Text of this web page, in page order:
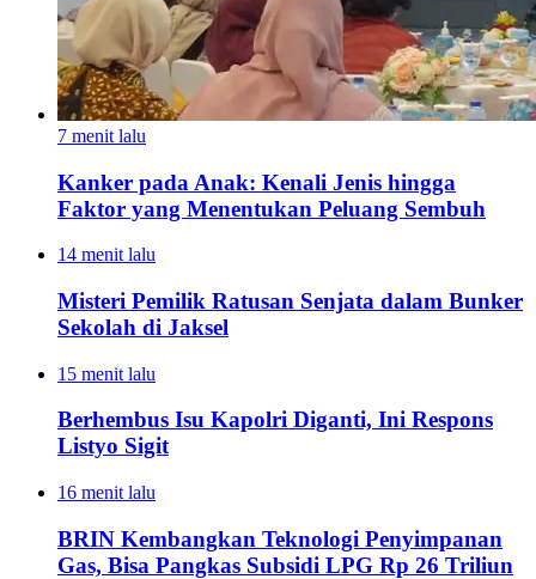
7 menit lalu
Kanker pada Anak: Kenali Jenis hingga
Faktor yang Menentukan Peluang Sembuh
14 menit lalu
Misteri Pemilik Ratusan Senjata dalam Bunker
Sekolah di Jaksel
15 menit lalu
Berhembus Isu Kapolri Diganti, Ini Respons
Listyo Sigit
16 menit lalu
BRIN Kembangkan Teknologi Penyimpanan
Gas, Bisa Pangkas Subsidi LPG Rp 26 Triliun